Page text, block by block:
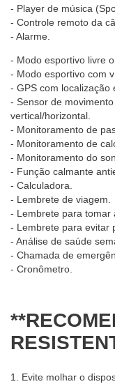
- Player de música
- Controle remoto da
- Alarme.
- Modo esportivo livre
- Modo esportivo com
- GPS com localização
- Sensor de
vertical/horizontal.
- Monitoramento de
- Monitoramento de
- Monitoramento do
- Função calmante
- Calculadora.
- Lembrete de viagem.
- Lembrete para tomar
- Lembrete para evitar
- Análise de saúde
- Chamada de
- Cronômetro.
1. Evite molhar o